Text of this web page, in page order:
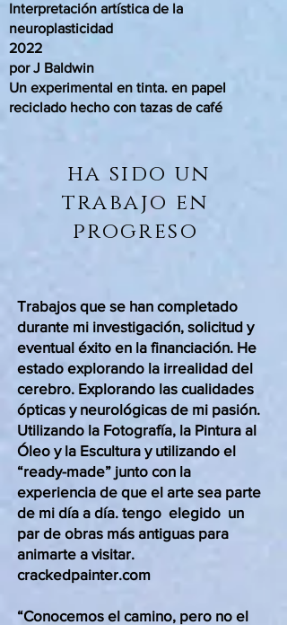
Interpretación artística de la
neuroplasticidad
2022
por J Baldwin
Un experimental en tinta. en papel
reciclado hecho con tazas de café
ha sido un
trabajo en
progreso
Trabajos que se han completado
durante mi investigación, solicitud y
eventual éxito en la financiación. He
estado explorando la irrealidad del
cerebro. Explorando las cualidades
ópticas y neurológicas de mi pasión.
Utilizando la Fotografía, la Pintura al
Óleo y la Escultura y utilizando el
“ready-made” junto con la
experiencia de que el arte sea parte
de mi día a día. tengo elegido un
par de obras más antiguas para
animarte a visitar.
crackedpainter.com
“Conocemos el camino, pero no el